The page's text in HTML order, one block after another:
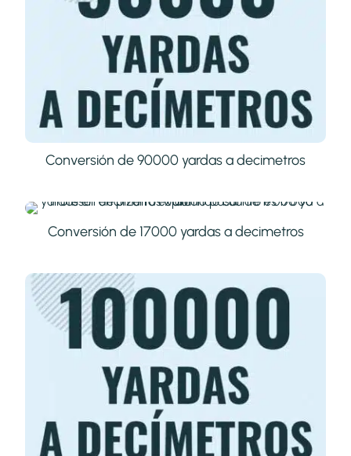
Conversión de 90000 yardas a decimetros
Conversión de 17000 yardas a decimetros